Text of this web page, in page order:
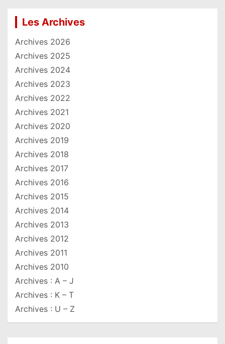
Les Archives
Archives 2026
Archives 2025
Archives 2024
Archives 2023
Archives 2022
Archives 2021
Archives 2020
Archives 2019
Archives 2018
Archives 2017
Archives 2016
Archives 2015
Archives 2014
Archives 2013
Archives 2012
Archives 2011
Archives 2010
Archives : A – J
Archives : K – T
Archives : U – Z